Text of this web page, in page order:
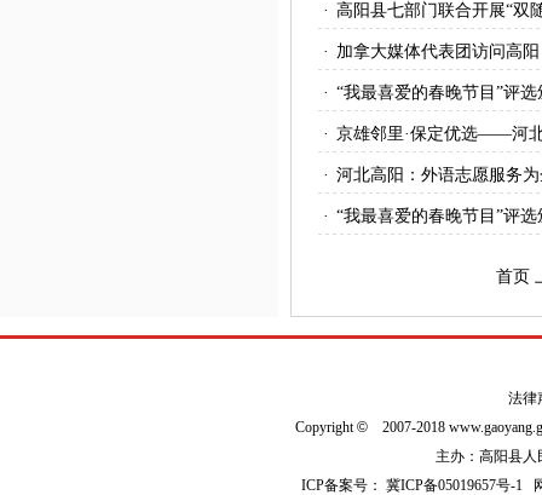
· 高阳县七部门联合开展“双
· 加拿大媒体代表团访问高阳
· “我最喜爱的春晚节目”评
· 京雄邻里·保定优选——河
· 河北高阳：外语志愿服务
· “我最喜爱的春晚节目”评
首页
法律
Copyright© 2007-2018
主办：高阳县人
ICP备案号：冀ICP备05019657号-1